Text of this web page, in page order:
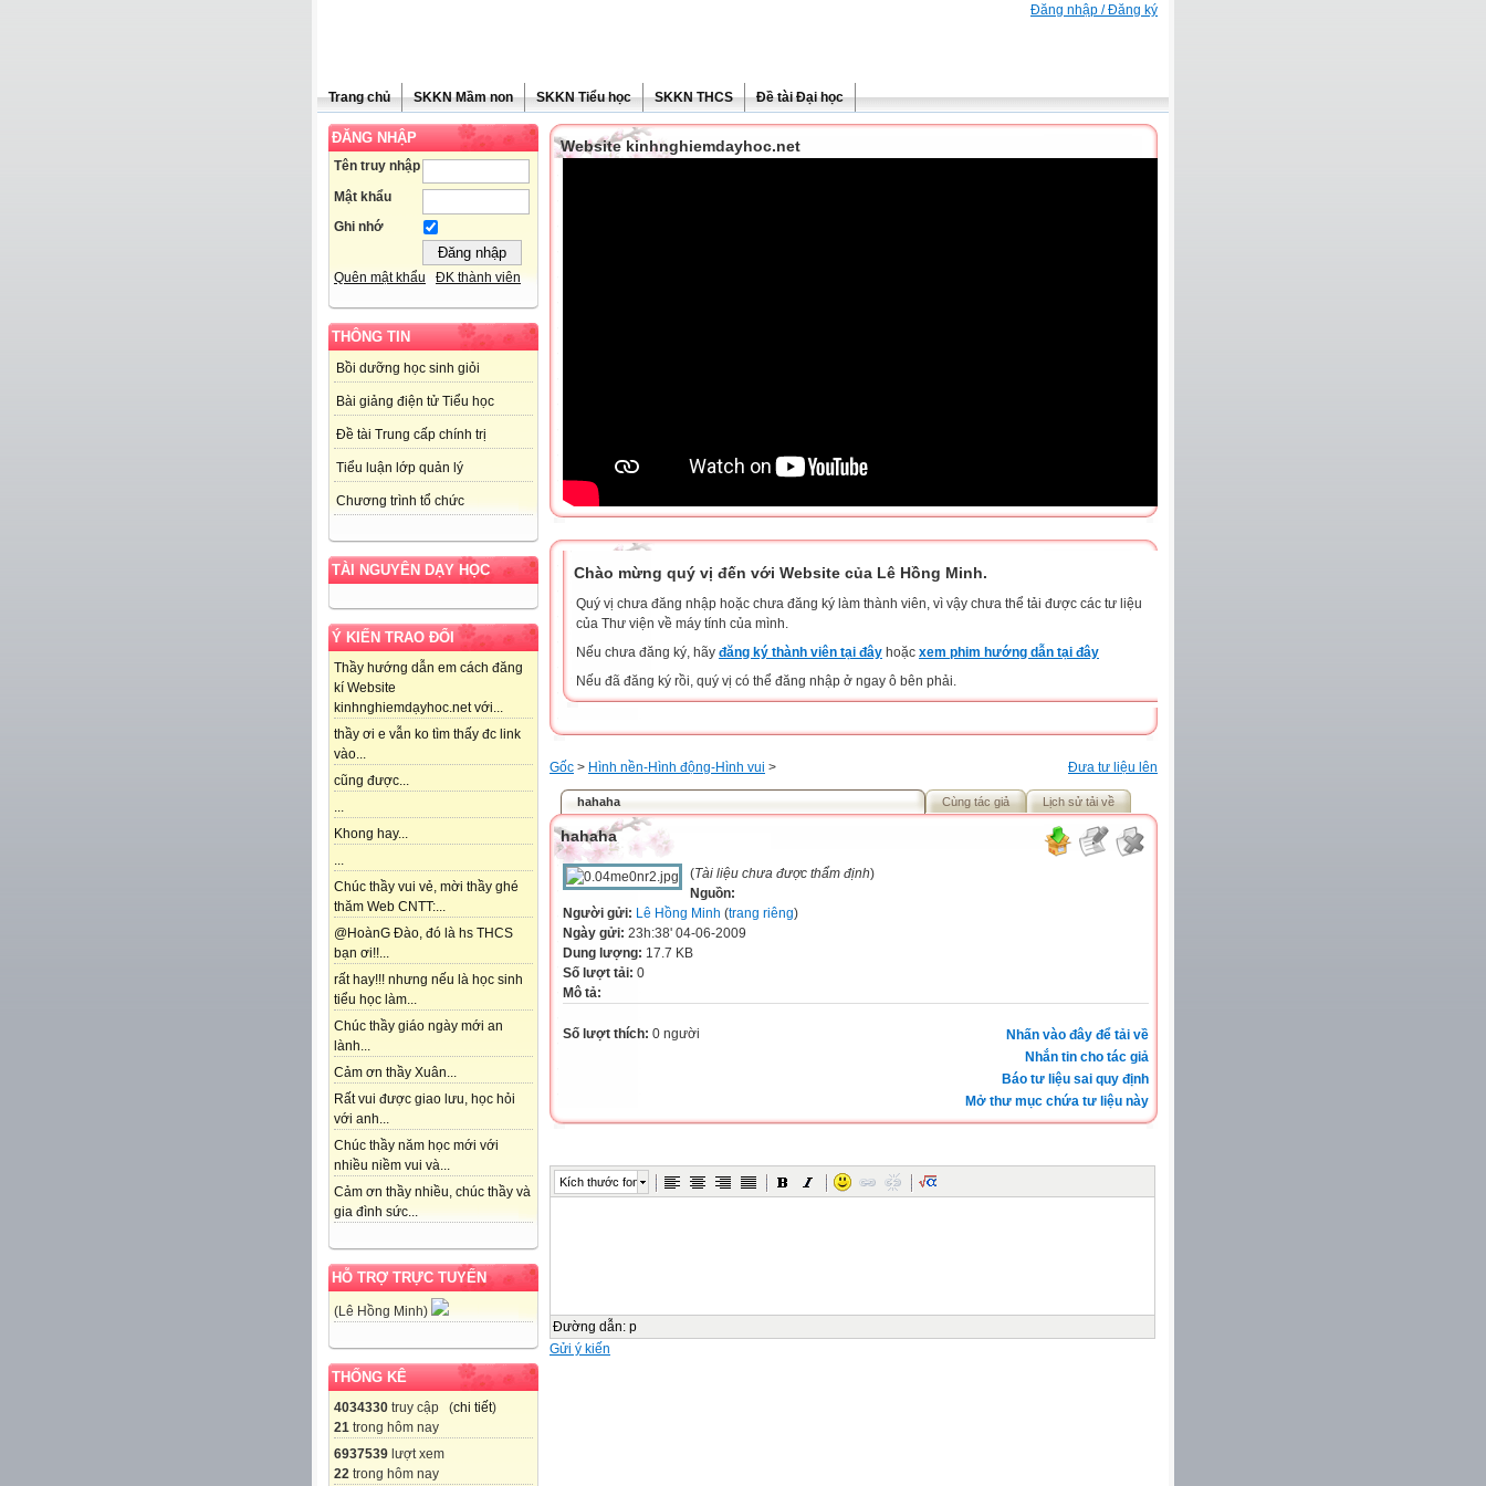
Đăng nhập / Đăng ký
Trang chủ SKKN Mầm non SKKN Tiểu học SKKN THCS Đề tài Đại học
ĐĂNG NHẬP
Tên truy nhập
Mật khẩu
Ghi nhớ
Quên mật khẩu ĐK thành viên
THÔNG TIN
Bồi dưỡng học sinh giỏi
Bài giảng điện tử Tiểu học
Đề tài Trung cấp chính trị
Tiểu luận lớp quản lý
Chương trình tổ chức
TÀI NGUYÊN DẠY HỌC
Ý KIẾN TRAO ĐỔI
Thầy hướng dẫn em cách đăng
kí Website
kinhnghiemdạyhoc.net với...
thầy ơi e vẫn ko tìm thấy đc link
vào...
cũng được...
...
Khong hay...
...
Chúc thầy vui vẻ, mời thầy ghé
thăm Web CNTT:...
@HoànG Đào, đó là hs THCS
bạn ơi!!...
rất hay!!! nhưng nếu là học sinh
tiểu học làm...
Chúc thầy giáo ngày mới an
lành...
Cảm ơn thầy Xuân...
Rất vui được giao lưu, học hỏi
với anh...
Chúc thầy năm học mới với
nhiều niềm vui và...
Cảm ơn thầy nhiều, chúc thầy và
gia đình sức...
HỖ TRỢ TRỰC TUYẾN
(Lê Hồng Minh)
THỐNG KÊ
4034330 truy cập (chi tiết)
21 trong hôm nay
6937539 lượt xem
22 trong hôm nay
Website kinhnghiemdayhoc.net
Chào mừng quý vị đến với Website của Lê Hồng Minh.
Quý vị chưa đăng nhập hoặc chưa đăng ký làm thành viên, vì vậy chưa thể tải được các tư liệu
của Thư viện về máy tính của mình.
Nếu chưa đăng ký, hãy đăng ký thành viên tại đây hoặc xem phim hướng dẫn tại đây
Nếu đã đăng ký rồi, quý vị có thể đăng nhập ở ngay ô bên phải.
Đưa tư liệu lên
Gốc > Hình nền-Hình động-Hình vui >
hahaha Cùng tác giả Lịch sử tải về
hahaha
(Tài liệu chưa được thẩm định)
Nguồn:
Người gửi: Lê Hồng Minh (trang riêng)
Ngày gửi: 23h:38' 04-06-2009
Dung lượng: 17.7 KB
Số lượt tải: 0
Mô tả:
Nhấn vào đây để tải về
Nhắn tin cho tác giả
Báo tư liệu sai quy định
Mở thư mục chứa tư liệu này
Số lượt thích: 0 người
Kích thước font
Đường dẫn: p
Gửi ý kiến